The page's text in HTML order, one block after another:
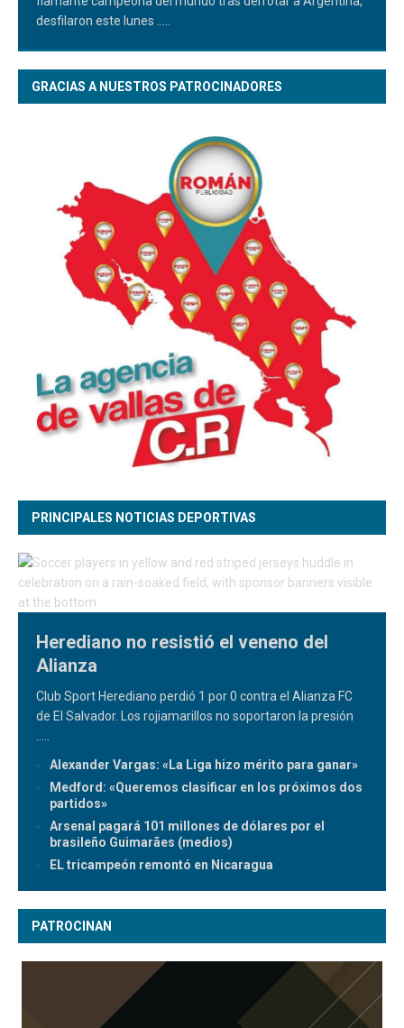
desfilaron este lunes
GRACIAS A NUESTROS PATROCINADORES
PRINCIPALES NOTICIAS DEPORTIVAS
Herediano no resistió el veneno del
Alianza
Club Sport Herediano perdió 1 por 0 contra el Alianza FC
de El Salvador. Los rojiamarillos no soportaron la presión
Alexander Vargas: «La Liga hizo mérito para ganar»
Medford: «Queremos clasificar en los próximos dos
partidos»
Arsenal pagará 101 millones de dólares por el
brasileño Guimarães (medios)
EL tricampeón remontó en Nicaragua
PATROCINAN